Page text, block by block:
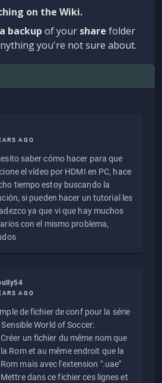
on the Wiki.
backup of your share folder
you're not sure about.
AGO
saber cómo hacer para que
el vídeo por HDMI en PC, hace
tiempo estoy buscando la
si pueden hacer un tutorial les
ya que vi que hay muchos
con el mismo problema,
AGO
de fichier de conf pour la série
World of Soccer:
Créer un fichier du même nom que
la Rom et au même endroit que la
Rom mais avec l'extension ".uae"
Mettre dans ce fichier ces lignes et